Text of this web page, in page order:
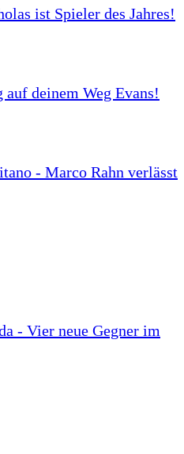
ist Spieler des Jahres!
deinem Weg Evans!
- Marco Rahn verlässt
- Vier neue Gegner im